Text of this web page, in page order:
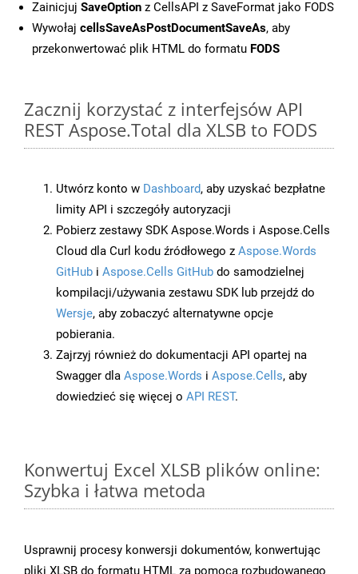
Zainicjuj SaveOption z CellsAPI z SaveFormat jako FODS
Wywołaj cellsSaveAsPostDocumentSaveAs, aby
przekonwertować plik HTML do formatu FODS
Zacznij korzystać z interfejsów API
REST Aspose.Total dla XLSB to FODS
Utwórz konto w Dashboard, aby uzyskać bezpłatne
limity API i szczegóły autoryzacji
Pobierz zestawy SDK Aspose.Words i Aspose.Cells
Cloud dla Curl kodu źródłowego z Aspose.Words
GitHub i Aspose.Cells GitHub do samodzielnej
kompilacji/używania zestawu SDK lub przejdź do
Wersje, aby zobaczyć alternatywne opcje
pobierania.
Zajrzyj również do dokumentacji API opartej na
Swagger dla Aspose.Words i Aspose.Cells, aby
dowiedzieć się więcej o API REST.
Konwertuj Excel XLSB plików online:
Szybka i łatwa metoda
Usprawnij procesy konwersji dokumentów, konwertując
pliki XLSB do formatu HTML za pomocą rozbudowanego